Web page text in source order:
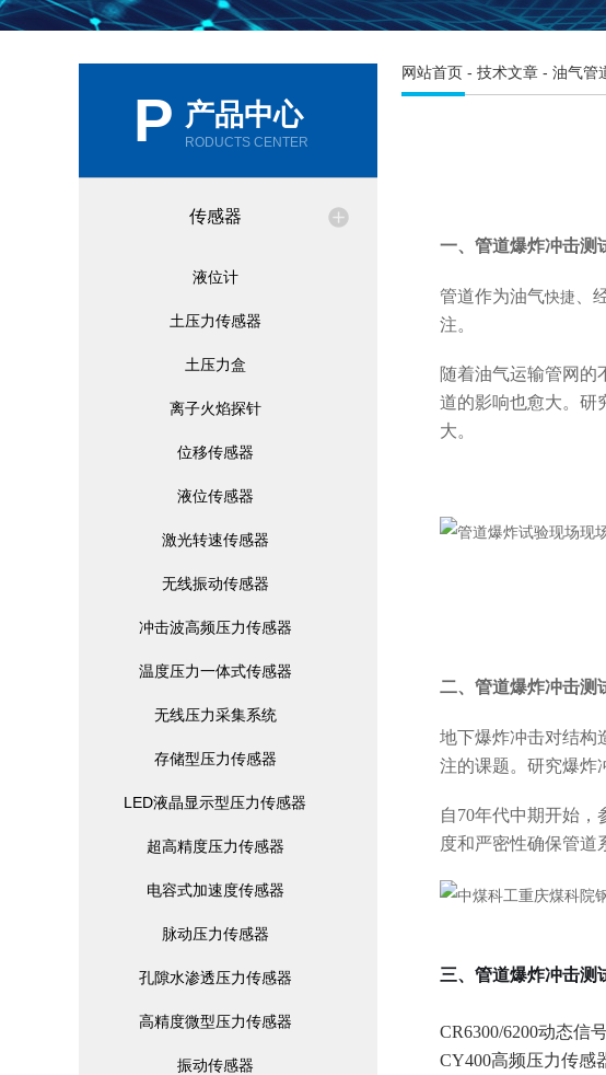
P 产品中心
RODUCTS CENTER
传感器
液位计
土压力传感器
土压力盒
离子火焰探针
位移传感器
液位传感器
激光转速传感器
无线振动传感器
冲击波高频压力传感器
温度压力一体式传感器
无线压力采集系统
存储型压力传感器
LED液晶显示型压力传感器
超高精度压力传感器
电容式加速度传感器
脉动压力传感器
孔隙水渗透压力传感器
高精度微型压力传感器
振动传感器
网站首页 - 技术文章 - 油气管
一、管道爆炸冲击测
管道作为油气快捷 、
注。
随着油气运输管网的
道的影响也愈大。研
大。
二、管道爆炸冲击测
地下爆炸冲击对结构
注的课题。研究爆炸
自70年代中期开始
度和严密性确保管道
三、管道爆炸冲击测
CR6300/6200动态信
CY400高频压力传感